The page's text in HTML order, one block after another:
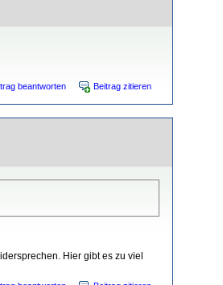
beantworten Beitrag zitieren
Hier gibt es zu viel